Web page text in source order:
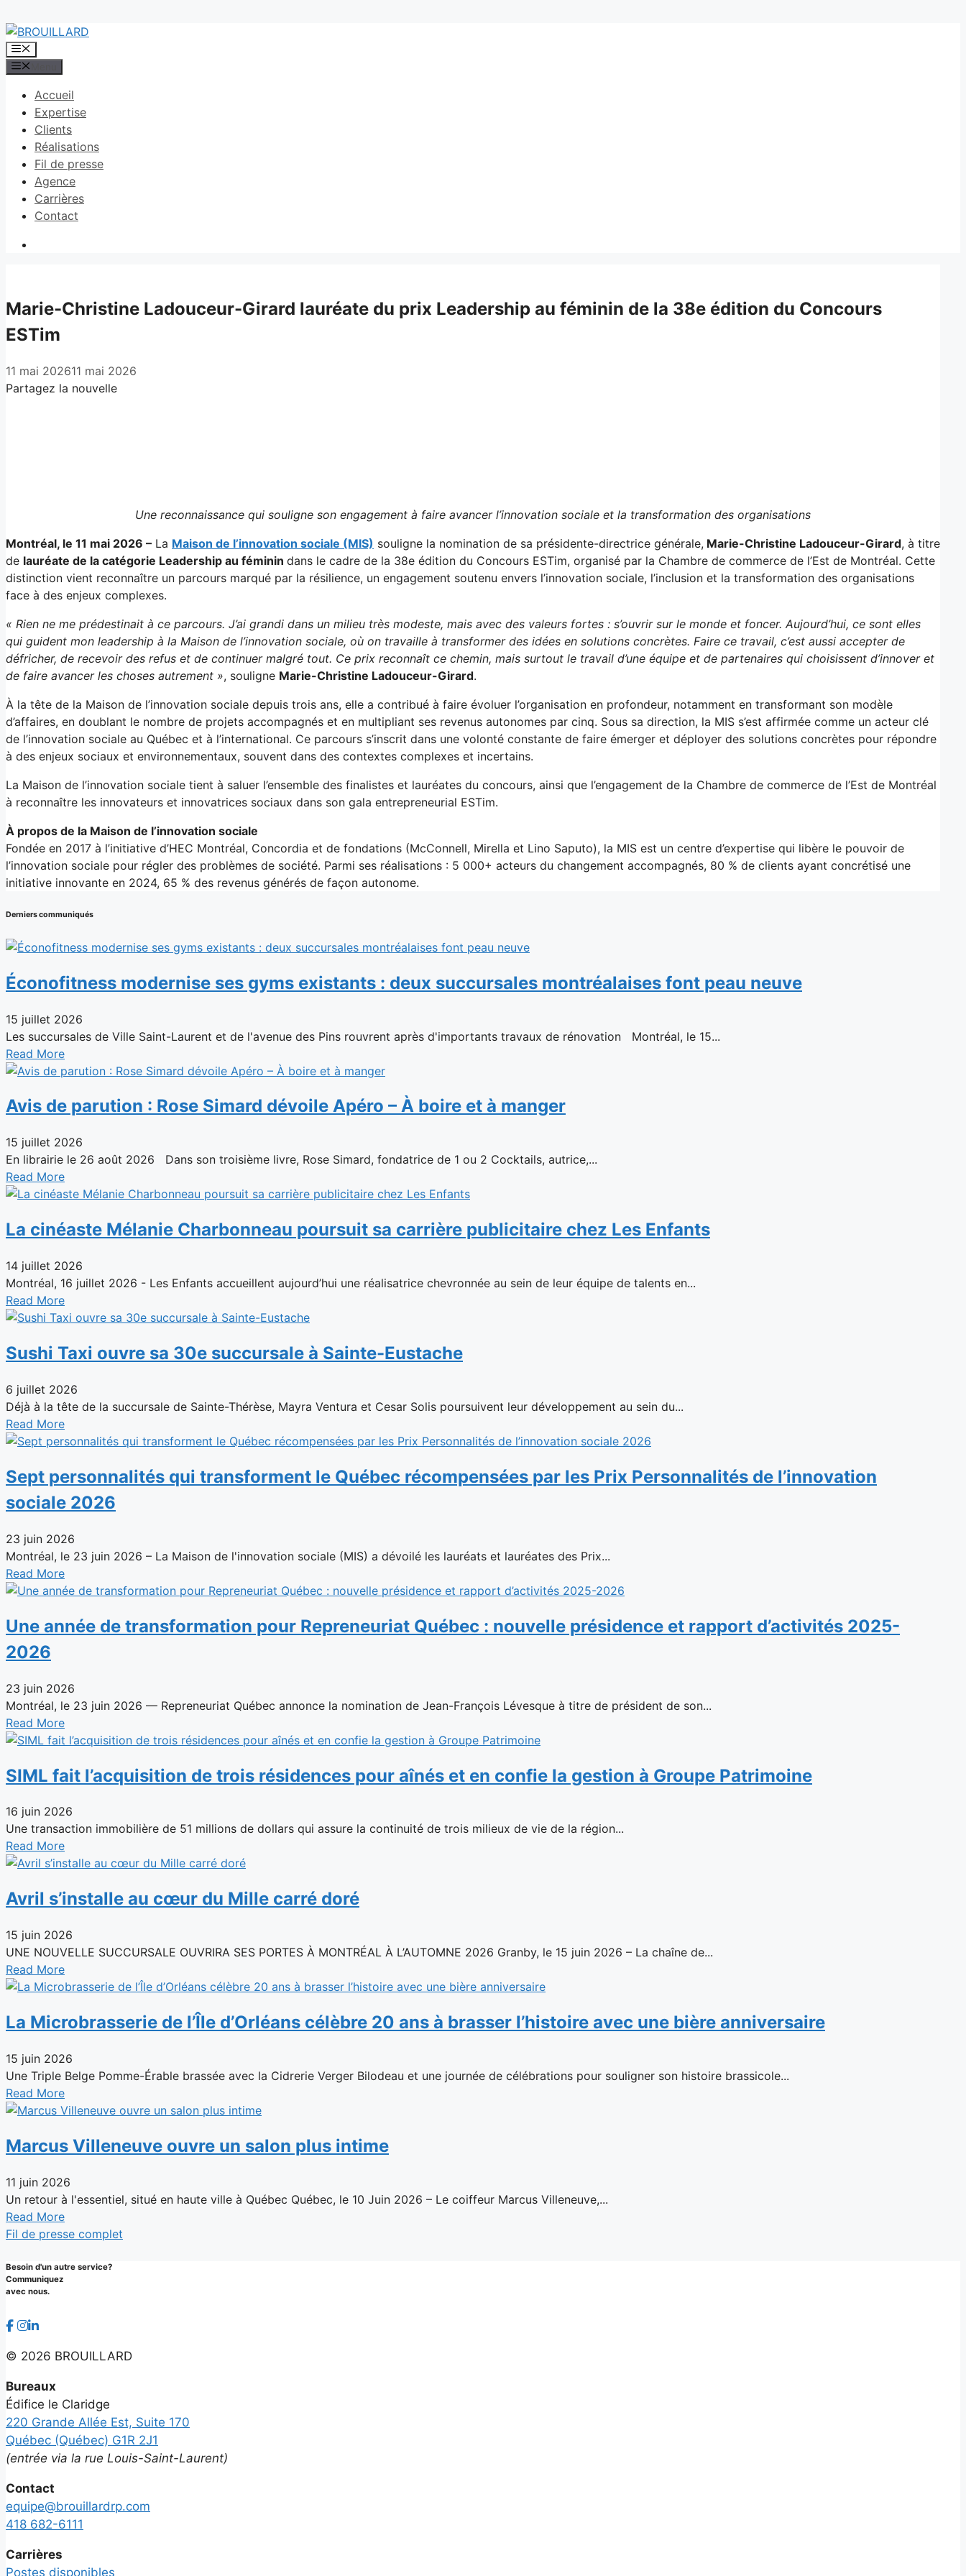
Aller
au
contenu
Menu
Accueil
Expertise
Clients
Réalisations
Fil de presse
Agence
Carrières
Contact
Marie-Christine Ladouceur-Girard lauréate du prix Leadership au féminin de la 38e édition du Concours
ESTim
11 mai 202611 mai 2026
Partagez la nouvelle
Une reconnaissance qui souligne son engagement à faire avancer l’innovation sociale et la transformation des organisations
Montréal, le 11 mai 2026 – La Maison de l’innovation sociale (MIS) souligne la nomination de sa présidente-directrice générale, Marie-Christine Ladouceur-Girard, à titre
de lauréate de la catégorie Leadership au féminin dans le cadre de la 38e édition du Concours ESTim, organisé par la Chambre de commerce de l’Est de Montréal. Cette
distinction vient reconnaître un parcours marqué par la résilience, un engagement soutenu envers l’innovation sociale, l’inclusion et la transformation des organisations
face à des enjeux complexes.
« Rien ne me prédestinait à ce parcours. J’ai grandi dans un milieu très modeste, mais avec des valeurs fortes : s’ouvrir sur le monde et foncer. Aujourd’hui, ce sont elles
qui guident mon leadership à la Maison de l’innovation sociale, où on travaille à transformer des idées en solutions concrètes. Faire ce travail, c’est aussi accepter de
défricher, de recevoir des refus et de continuer malgré tout. Ce prix reconnaît ce chemin, mais surtout le travail d’une équipe et de partenaires qui choisissent d’innover et
de faire avancer les choses autrement », souligne Marie-Christine Ladouceur-Girard.
À la tête de la Maison de l’innovation sociale depuis trois ans, elle a contribué à faire évoluer l’organisation en profondeur, notamment en transformant son modèle
d’affaires, en doublant le nombre de projets accompagnés et en multipliant ses revenus autonomes par cinq. Sous sa direction, la MIS s’est affirmée comme un acteur clé
de l’innovation sociale au Québec et à l’international. Ce parcours s’inscrit dans une volonté constante de faire émerger et déployer des solutions concrètes pour répondre
à des enjeux sociaux et environnementaux, souvent dans des contextes complexes et incertains.
La Maison de l’innovation sociale tient à saluer l’ensemble des finalistes et lauréates du concours, ainsi que l’engagement de la Chambre de commerce de l’Est de Montréal
à reconnaître les innovateurs et innovatrices sociaux dans son gala entrepreneurial ESTim.
À propos de la Maison de l’innovation sociale
Fondée en 2017 à l’initiative d’HEC Montréal, Concordia et de fondations (McConnell, Mirella et Lino Saputo), la MIS est un centre d’expertise qui libère le pouvoir de
l’innovation sociale pour régler des problèmes de société. Parmi ses réalisations : 5 000+ acteurs du changement accompagnés, 80 % de clients ayant concrétisé une
initiative innovante en 2024, 65 % des revenus générés de façon autonome.
Derniers communiqués
Éconofitness modernise ses gyms existants : deux succursales montréalaises font peau neuve
15 juillet 2026
Les succursales de Ville Saint-Laurent et de l'avenue des Pins rouvrent après d'importants travaux de rénovation Montréal, le 15...
Read More
Avis de parution : Rose Simard dévoile Apéro – À boire et à manger
15 juillet 2026
En librairie le 26 août 2026 Dans son troisième livre, Rose Simard, fondatrice de 1 ou 2 Cocktails, autrice,...
Read More
La cinéaste Mélanie Charbonneau poursuit sa carrière publicitaire chez Les Enfants
14 juillet 2026
Montréal, 16 juillet 2026 - Les Enfants accueillent aujourd’hui une réalisatrice chevronnée au sein de leur équipe de talents en...
Read More
Sushi Taxi ouvre sa 30e succursale à Sainte-Eustache
6 juillet 2026
Déjà à la tête de la succursale de Sainte-Thérèse, Mayra Ventura et Cesar Solis poursuivent leur développement au sein du...
Read More
Sept personnalités qui transforment le Québec récompensées par les Prix Personnalités de l’innovation
sociale 2026
23 juin 2026
Montréal, le 23 juin 2026 – La Maison de l'innovation sociale (MIS) a dévoilé les lauréats et lauréates des Prix...
Read More
Une année de transformation pour Repreneuriat Québec : nouvelle présidence et rapport d’activités 2025-
2026
23 juin 2026
Montréal, le 23 juin 2026 — Repreneuriat Québec annonce la nomination de Jean-François Lévesque à titre de président de son...
Read More
SIML fait l’acquisition de trois résidences pour aînés et en confie la gestion à Groupe Patrimoine
16 juin 2026
Une transaction immobilière de 51 millions de dollars qui assure la continuité de trois milieux de vie de la région...
Read More
Avril s’installe au cœur du Mille carré doré
15 juin 2026
UNE NOUVELLE SUCCURSALE OUVRIRA SES PORTES À MONTRÉAL À L’AUTOMNE 2026 Granby, le 15 juin 2026 – La chaîne de...
Read More
La Microbrasserie de l’Île d’Orléans célèbre 20 ans à brasser l’histoire avec une bière anniversaire
15 juin 2026
Une Triple Belge Pomme-Érable brassée avec la Cidrerie Verger Bilodeau et une journée de célébrations pour souligner son histoire brassicole...
Read More
Marcus Villeneuve ouvre un salon plus intime
11 juin 2026
Un retour à l'essentiel, situé en haute ville à Québec Québec, le 10 Juin 2026 – Le coiffeur Marcus Villeneuve,...
Read More
Fil de presse complet
Besoin d'un autre service?
Communiquez
avec nous.
© 2026 BROUILLARD
Bureaux
Édifice le Claridge
220 Grande Allée Est, Suite 170
Québec (Québec) G1R 2J1
(entrée via la rue Louis-Saint-Laurent)
Contact
equipe@brouillardrp.com
418 682-6111
Carrières
Postes disponibles